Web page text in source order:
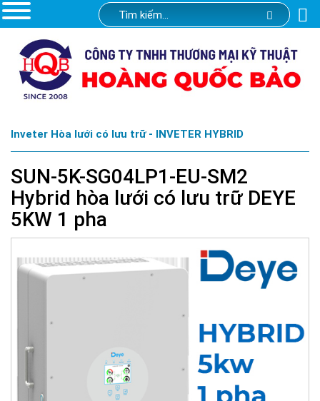
Inveter Hòa lưới có lưu trữ - INVETER HYBRID
SUN-5K-SG04LP1-EU-SM2
Hybrid hòa lưới có lưu trữ DEYE
5KW 1 pha